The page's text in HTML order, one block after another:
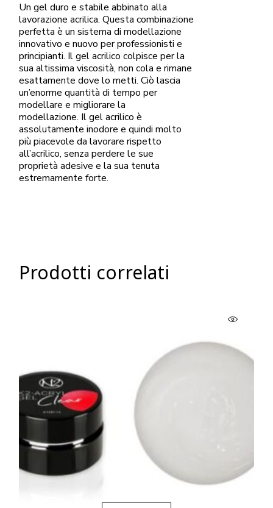
Un gel duro e stabile abbinato alla
lavorazione acrilica. Questa combinazione
perfetta è un sistema di modellazione
innovativo e nuovo per professionisti e
principianti. Il gel acrilico colpisce per la
sua altissima viscosità, non cola e rimane
esattamente dove lo metti. Ciò lascia
un’enorme quantità di tempo per
modellare e migliorare la
modellazione. Il gel acrilico è
assolutamente inodore e quindi molto
più piacevole da lavorare rispetto
all’acrilico, senza perdere le sue
proprietà adesive e la sua tenuta
estremamente forte.
Prodotti correlati